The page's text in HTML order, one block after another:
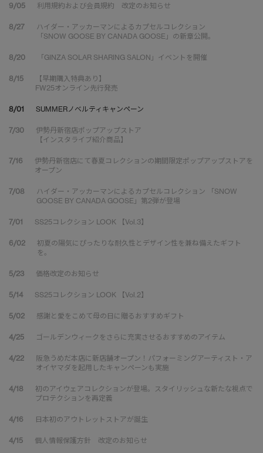
9/05 利用規約および会員規約 改定のお知らせ
8/27
ハイダー・アッカーマンによるカプセルコレクション
「SNOW GOOSE BY CANADA GOOSE」の新章公開。
8/20 「GINZA SOLAR SHARING SALON」イベントを開催
8/15
【早期購入特典あり】
FW25オンライン先行発売
8/01 SUMMERノベルティキャンペーン
7/30
伊勢丹新宿店ポップアップストア
【インスタライブ紹介商品】
7/16
伊勢丹新宿店にて春夏コレクションの期間限定ポップアップストアを
オープン
7/08
ハイダー・アッカーマンによるカプセルコレクション 「SNOW
GOOSE BY CANADA GOOSE」第2弾が登場
7/01 SS25コレクション LOOK 【Vol.3】
6/02
初夏の陽気にぴったりな耐久性とデザイン性を兼ね備えたギフト
を。
5/23 価格改定のお知らせ
5/14 SS25コレクション LOOK 【Vol.2】
5/02 感謝と愛をこめて母の日に贈るおすすめギフト
4/25 ゴールデンウィークをさらに充実させるおすすめのアイテム
4/22
阪急うめだ本店に新店舗オープン！パフォーミングアーティスト・ア
オイヤマダを起用したキャンペーンも実施
4/18
初のアイウェアコレクションが登場。スタイリッシュな新たな視点で
プロテクションを再定義
4/16 日本初のアウトレットストアが誕生
4/15 個人情報保護方針 改定のお知らせ